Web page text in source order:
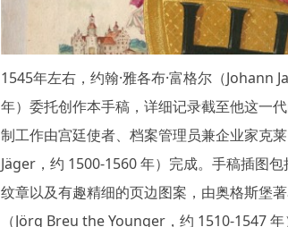
1545年左右，约翰·雅各布·富格尔（Johann
年）委托创作本手稿，详细记录截至他这一
制工作由宫廷使者、档案管理员兼企业家克
Jäger，约 1500-1560 年）完成。手稿插图包
纹章以及有趣精细的页边图案，由奥格斯堡
（Jörg Breu the Younger，约 1510-1547